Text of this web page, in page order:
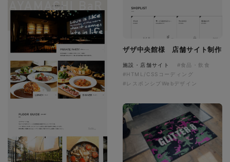
ザザ中央館様 店舗サイト制作
施設・店舗サイト
#食品・飲食
#HTML/CSSコーディング
#レスポンシブWebデザイン